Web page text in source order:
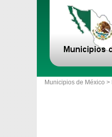
Municipios de México >